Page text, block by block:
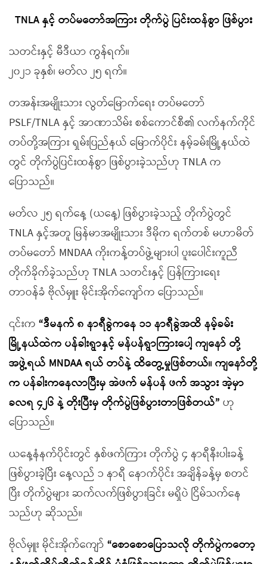
TNLA နှင့် တပ်မတော်အကြား တိုက်ပွဲ ပြင်းထန်စွာ ဖြစ်ပွား
သတင်းနှင့် မီဒီယာ ကွန်ရက်။
၂၀၂၁ ခုနှစ်၊ မတ်လ ၂၅ ရက်။
တအန်းအမျိုးသား လွတ်မြောက်ရေး တပ်မတော်
PSLF/TNLA နှင့် အာဏာသိမ်း စစ်ကောင်စီ၏ လက်နက်ကိုင်
တပ်တို့အကြား ရှမ်းပြည်နယ် မြောက်ပိုင်း နမ့်ခမ်းမြို့နယ်ထဲ
တွင် တိုက်ပွဲပြင်းထန်စွာ ဖြစ်ပွားခဲ့သည်ဟု TNLA က
ပြောသည်။
မတ်လ ၂၅ ရက်နေ့ (ယနေ့) ဖြစ်ပွားခဲ့သည့် တိုက်ပွဲတွင်
TNLA နှင့်အတူ မြန်မာအမျိုးသား ဒီမိုက ရက်တစ် မဟာမိတ်
တပ်မတော် MNDAA ကိုးကန့်တပ်ဖွဲ့များပါ ပူးပေါင်းကူညီ
တိုက်ခိုက်ခဲ့သည်ဟု TNLA သတင်းနှင့် ပြန်ကြားရေး
တာဝန်ခံ ဗိုလ်မှူး မိုင်းအိုက်ကျော်က ပြောသည်။
၎င်းက “ဒီမနက် ၈ နာရီခွဲကနေ ၁၁ နာရီခွဲအထိ နမ့်ခမ်း
မြို့နယ်ထဲက ပန်ခါးရွာနှင့် မန်ပန်ရွာကြားပေါ့ ကျနော် တို့
အဖွဲ့ရယ် MNDAA ရယ် တပ်နဲ့ ထိတွေ့မှုဖြစ်တယ်။ ကျနော်တို့
က ပန်ခါးကနေလာပြီးမှ အဲဖက် မန်ပန် ဖက် အသွား အဲ့မှာ
ခလရ ၄၂၆ နဲ့ တိုးပြီးမှ တိုက်ပွဲဖြစ်ပွားတာဖြစ်တယ်” ဟု
ပြောသည်။
ယနေ့နံနက်ပိုင်းတွင် နှစ်ဖက်ကြား တိုက်ပွဲ ၄ နာရီနီးပါးခန့်
ဖြစ်ပွားခဲ့ပြီး နေ့လည် ၁ နာရီ နောက်ပိုင်း အချိန်ခန့်မှ စတင်
ပြီး တိုက်ပွဲများ ဆက်လက်ဖြစ်ပွားခြင်း မရှိပဲ ငြိမ်သက်နေ
သည်ဟု ဆိုသည်။
ဗိုလ်မှူး မိုင်းအိုက်ကျော် “စောစောပြောသလို တိုက်ပွဲကတော့